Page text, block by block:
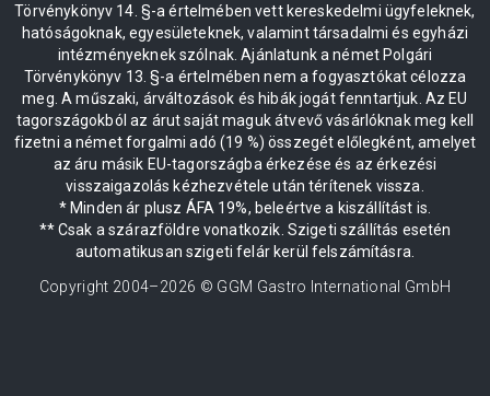
Törvénykönyv 14. §-a értelmében vett kereskedelmi ügyfeleknek,
hatóságoknak, egyesületeknek, valamint társadalmi és egyházi
intézményeknek szólnak. Ajánlatunk a német Polgári
Törvénykönyv 13. §-a értelmében nem a fogyasztókat célozza
meg. A műszaki, árváltozások és hibák jogát fenntartjuk. Az EU
tagországokból az árut saját maguk átvevő vásárlóknak meg kell
fizetni a német forgalmi adó (19 %) összegét előlegként, amelyet
az áru másik EU-tagországba érkezése és az érkezési
visszaigazolás kézhezvétele után térítenek vissza.
* Minden ár plusz ÁFA 19%, beleértve a kiszállítást is.
** Csak a szárazföldre vonatkozik. Szigeti szállítás esetén
automatikusan szigeti felár kerül felszámításra.
Copyright 2004–2026 © GGM Gastro International GmbH